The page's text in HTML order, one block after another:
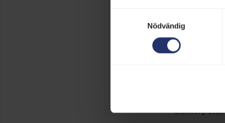
NödvändigSkånes
Gunnorp